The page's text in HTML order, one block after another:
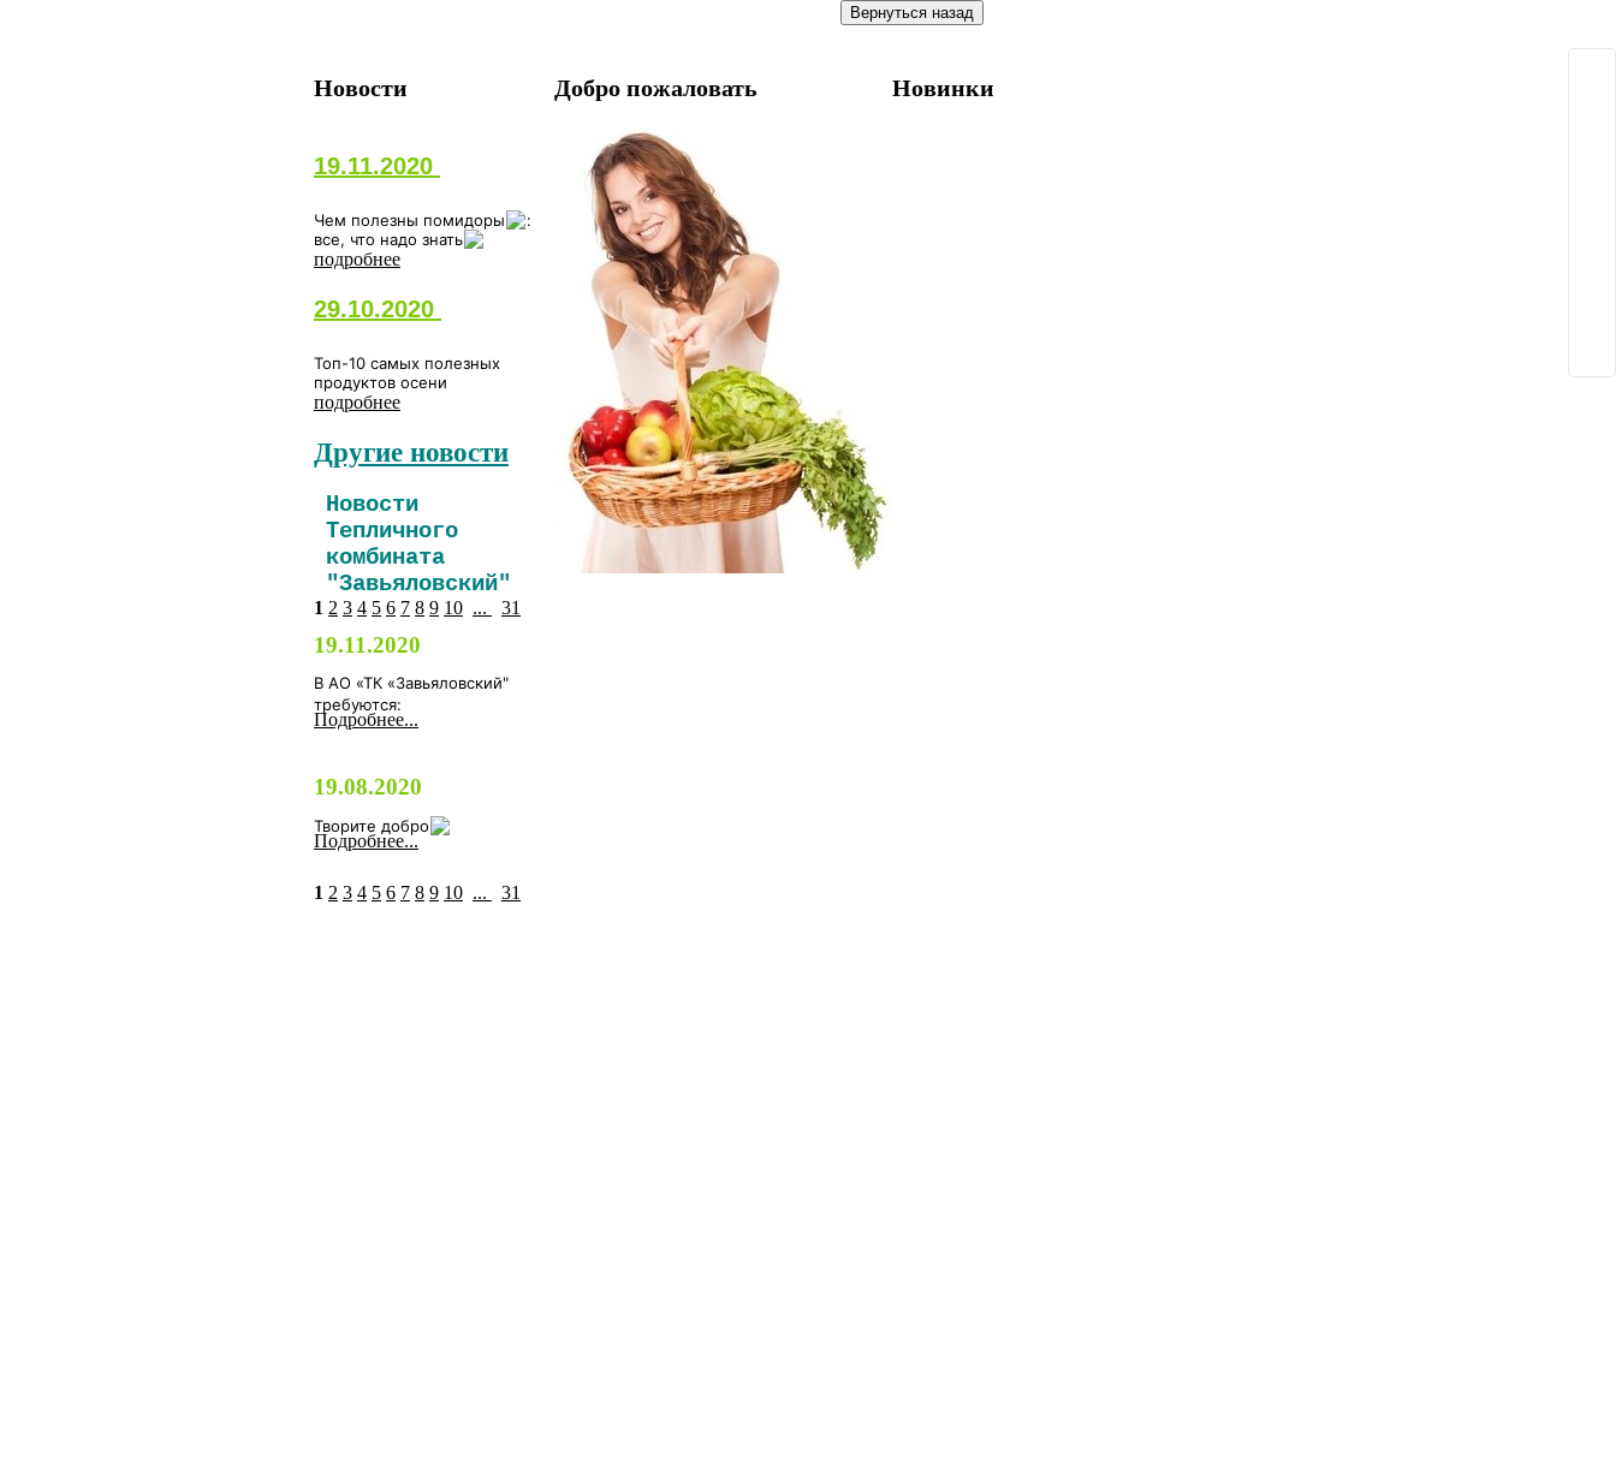
Новости
19.11.2020
Чем полезны помидоры
:
все, что надо знать
подробнее
29.10.2020
Топ-10 самых полезных
продуктов осени
подробнее
Другие новости
Новости
Тепличного
комбината
"Завьяловский"
1 2 3 4 5 6 7 8 9 10 ... 31
19.11.2020
В АО «ТК «Завьяловский"
требуются:
Подробнее...
19.08.2020
Творите добро
Подробнее...
1 2 3 4 5 6 7 8 9 10 ... 31
Добро пожаловать Новинки